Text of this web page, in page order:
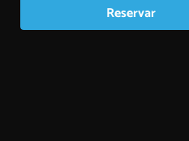
Reservar